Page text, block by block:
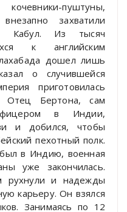
пуштуны,
захватили
Кабул. Из тысяч
к английским
дошел лишь
о случившейся
приготовилась
Отец Бертона, сам
в Индии,
и добился, чтобы
пехотный полк.
в Индию, военная
уже закончилась.
рухнули и надежды
карьеру. Он взялся
Занимаясь по 12